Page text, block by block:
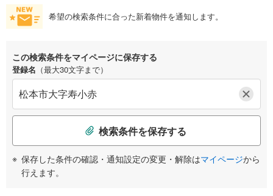
希望の検索条件に合った新着物件を通知します。
この検索条件をマイページに保存する
登録名 （最大30文字まで）
検索条件を保存する
保存した条件の確認・通知設定の変更・解除はマイページから
行えます。